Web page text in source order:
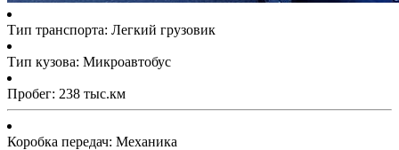
Тип транспорта: Легкий грузовик
Тип кузова: Микроавтобус
Пробег: 238 тыс.км
Коробка передач: Механика